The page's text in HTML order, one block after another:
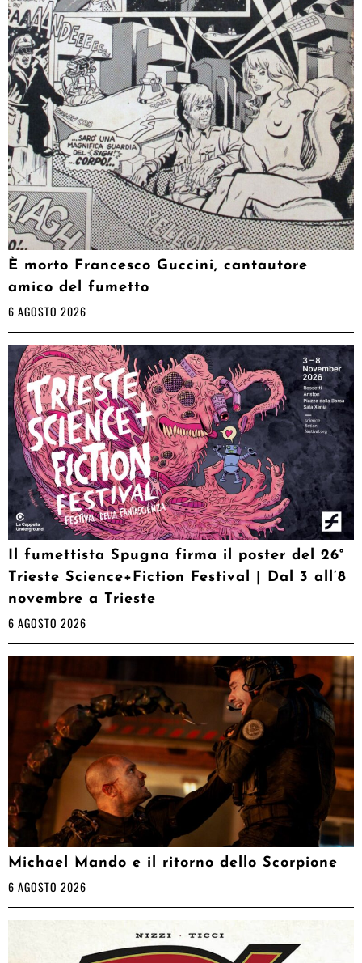
È morto Francesco Guccini, cantautore
amico del fumetto
6 AGOSTO 2026
Il fumettista Spugna firma il poster del 26°
Trieste Science+Fiction Festival | Dal 3 all’8
novembre a Trieste
6 AGOSTO 2026
Michael Mando e il ritorno dello Scorpione
6 AGOSTO 2026